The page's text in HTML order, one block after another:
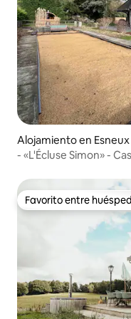
Alojamiento en Esneux
- «L'Écluse Simon» -
Favorito entre
Favorito entre